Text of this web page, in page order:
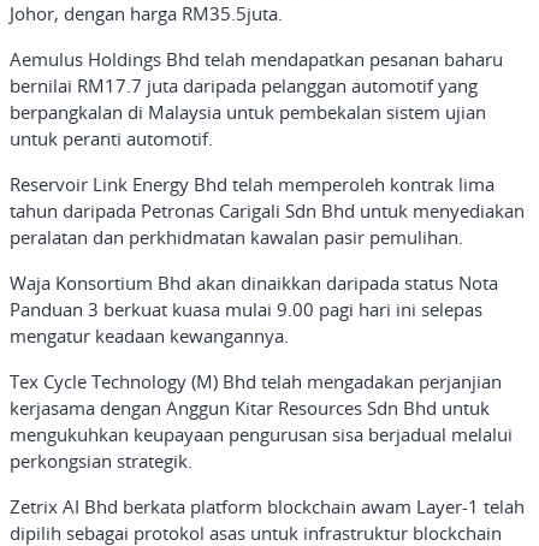
Johor, dengan harga RM35.5juta.
Aemulus Holdings Bhd telah mendapatkan pesanan baharu
bernilai RM17.7 juta daripada pelanggan automotif yang
berpangkalan di Malaysia untuk pembekalan sistem ujian
untuk peranti automotif.
Reservoir Link Energy Bhd telah memperoleh kontrak lima
tahun daripada Petronas Carigali Sdn Bhd untuk menyediakan
peralatan dan perkhidmatan kawalan pasir pemulihan.
Waja Konsortium Bhd akan dinaikkan daripada status Nota
Panduan 3 berkuat kuasa mulai 9.00 pagi hari ini selepas
mengatur keadaan kewangannya.
Tex Cycle Technology (M) Bhd telah mengadakan perjanjian
kerjasama dengan Anggun Kitar Resources Sdn Bhd untuk
mengukuhkan keupayaan pengurusan sisa berjadual melalui
perkongsian strategik.
Zetrix AI Bhd berkata platform blockchain awam Layer-1 telah
dipilih sebagai protokol asas untuk infrastruktur blockchain